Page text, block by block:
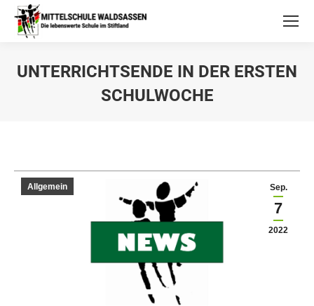
UNTERRICHTSENDE IN DER ERSTEN
SCHULWOCHE
Sep.
7
2022
Allgemein